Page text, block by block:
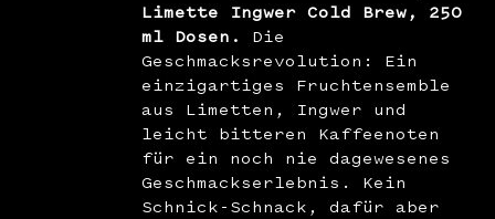
Limette Ingwer Cold Brew, 250
ml Dosen.
Die
Geschmacksrevolution: Ein
einzigartiges Fruchtensemble
aus Limetten, Ingwer und
leicht bitteren Kaffeenoten
für ein noch nie dagewesenes
Geschmackserlebnis. Kein
Schnick-Schnack, dafür aber